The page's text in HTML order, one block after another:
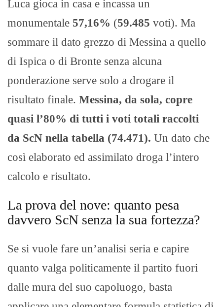
Luca gioca in casa e incassa un
monumentale 57,16% (59.485 voti). Ma
sommare il dato grezzo di Messina a quello
di Ispica o di Bronte senza alcuna
ponderazione serve solo a drogare il
risultato finale. Messina, da sola, copre
quasi l’80% di tutti i voti totali raccolti
da ScN nella tabella (74.471). Un dato che
così elaborato ed assimilato droga l’intero
calcolo e risultato.
La prova del nove: quanto pesa
davvero ScN senza la sua fortezza?
Se si vuole fare un’analisi seria e capire
quanto valga politicamente il partito fuori
dalle mura del suo capoluogo, basta